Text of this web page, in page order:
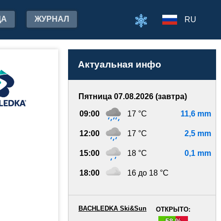
ЖУРНАЛ RU
Актуальная инфо
Пятница 07.08.2026 (завтра)
09:00 17 °C 11,6 mm
12:00 17 °C 2,5 mm
15:00 18 °C 0,1 mm
18:00 16 до 18 °C
ОТКРЫТО:
BACHLEDKA Ski&Sun